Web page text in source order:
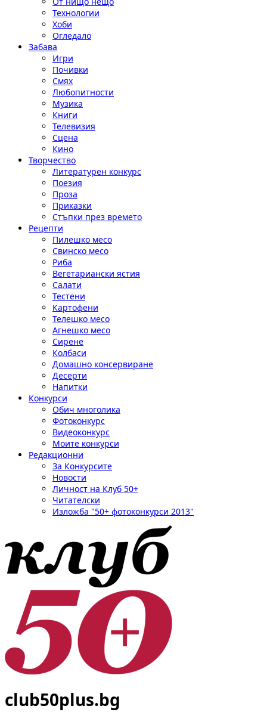
Технологии
Хоби
Огледало
Забава
Игри
Почивки
Смях
Любопитности
Музика
Книги
Телевизия
Сцена
Кино
Творчество
Литературен конкурс
Поезия
Проза
Приказки
Стъпки през времето
Рецепти
Пилешко месо
Свинско месо
Риба
Вегетариански ястия
Салати
Тестени
Картофени
Телешко месо
Агнешко месо
Сирене
Колбаси
Домашно консервиране
Десерти
Напитки
Конкурси
Обич многолика
Фотоконкурс
Видеоконкурс
Моите конкурси
Редакционни
За Конкурсите
Новости
Личност на Клуб 50+
Читателски
Изложба "50+ фотоконкурси 2013"
club50plus.bg